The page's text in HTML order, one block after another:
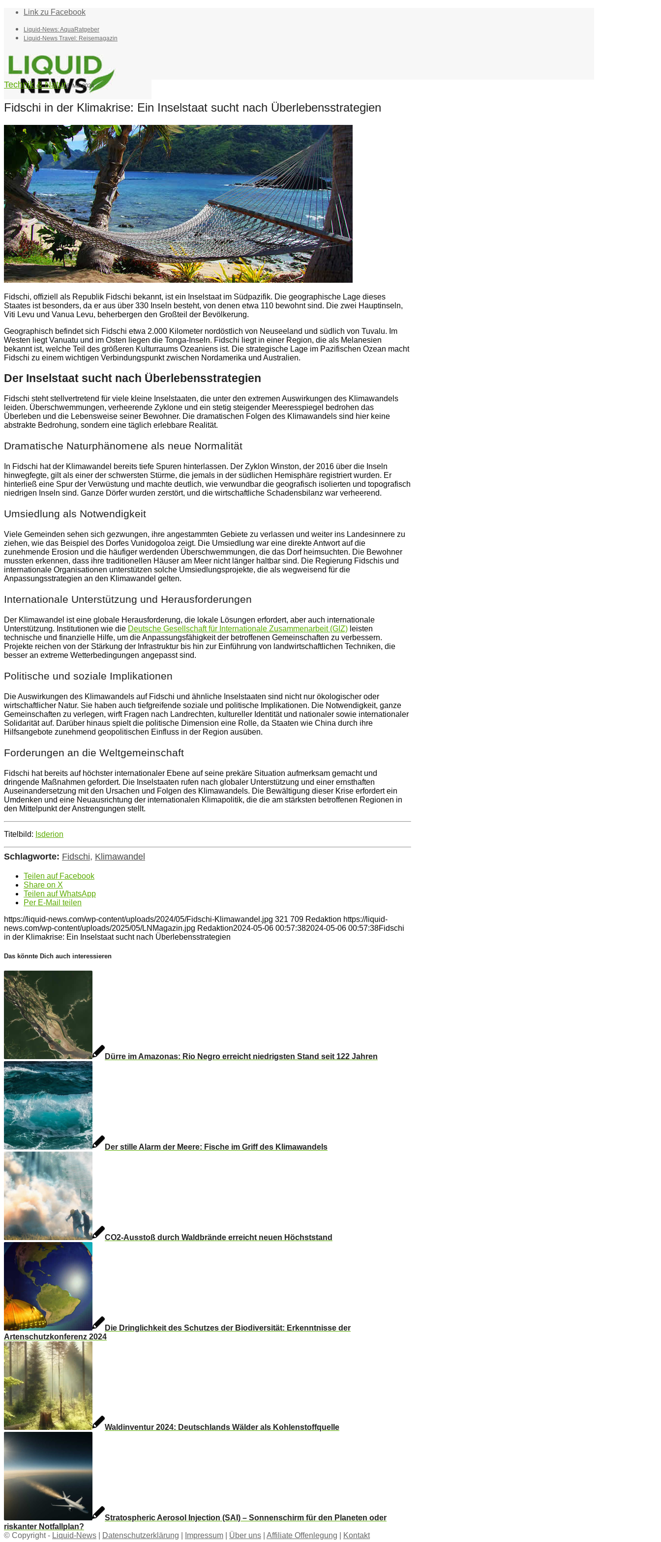
Link zu Facebook
Liquid-News: AquaRatgeber
Liquid-News Travel: Reisemagazin
Home
Suche
Menü Menü
Technik & Natur6. Mai 2024
Fidschi in der Klimakrise: Ein Inselstaat sucht nach Überlebensstrategien
Fidschi, offiziell als Republik Fidschi bekannt, ist ein Inselstaat im Südpazifik. Die geographische Lage dieses
Staates ist besonders, da er aus über 330 Inseln besteht, von denen etwa 110 bewohnt sind. Die zwei Hauptinseln,
Viti Levu und Vanua Levu, beherbergen den Großteil der Bevölkerung.
Geographisch befindet sich Fidschi etwa 2.000 Kilometer nordöstlich von Neuseeland und südlich von Tuvalu. Im
Westen liegt Vanuatu und im Osten liegen die Tonga-Inseln. Fidschi liegt in einer Region, die als Melanesien
bekannt ist, welche Teil des größeren Kulturraums Ozeaniens ist. Die strategische Lage im Pazifischen Ozean macht
Fidschi zu einem wichtigen Verbindungspunkt zwischen Nordamerika und Australien.
Der Inselstaat sucht nach Überlebensstrategien
Fidschi steht stellvertretend für viele kleine Inselstaaten, die unter den extremen Auswirkungen des Klimawandels
leiden. Überschwemmungen, verheerende Zyklone und ein stetig steigender Meeresspiegel bedrohen das
Überleben und die Lebensweise seiner Bewohner. Die dramatischen Folgen des Klimawandels sind hier keine
abstrakte Bedrohung, sondern eine täglich erlebbare Realität.
Dramatische Naturphänomene als neue Normalität
In Fidschi hat der Klimawandel bereits tiefe Spuren hinterlassen. Der Zyklon Winston, der 2016 über die Inseln
hinwegfegte, gilt als einer der schwersten Stürme, die jemals in der südlichen Hemisphäre registriert wurden. Er
hinterließ eine Spur der Verwüstung und machte deutlich, wie verwundbar die geografisch isolierten und topografisch
niedrigen Inseln sind. Ganze Dörfer wurden zerstört, und die wirtschaftliche Schadensbilanz war verheerend.
Umsiedlung als Notwendigkeit
Viele Gemeinden sehen sich gezwungen, ihre angestammten Gebiete zu verlassen und weiter ins Landesinnere zu
ziehen, wie das Beispiel des Dorfes Vunidogoloa zeigt. Die Umsiedlung war eine direkte Antwort auf die
zunehmende Erosion und die häufiger werdenden Überschwemmungen, die das Dorf heimsuchten. Die Bewohner
mussten erkennen, dass ihre traditionellen Häuser am Meer nicht länger haltbar sind. Die Regierung Fidschis und
internationale Organisationen unterstützen solche Umsiedlungsprojekte, die als wegweisend für die
Anpassungsstrategien an den Klimawandel gelten.
Internationale Unterstützung und Herausforderungen
Der Klimawandel ist eine globale Herausforderung, die lokale Lösungen erfordert, aber auch internationale
Unterstützung. Institutionen wie die Deutsche Gesellschaft für Internationale Zusammenarbeit (GIZ) leisten
technische und finanzielle Hilfe, um die Anpassungsfähigkeit der betroffenen Gemeinschaften zu verbessern.
Projekte reichen von der Stärkung der Infrastruktur bis hin zur Einführung von landwirtschaftlichen Techniken, die
besser an extreme Wetterbedingungen angepasst sind.
Politische und soziale Implikationen
Die Auswirkungen des Klimawandels auf Fidschi und ähnliche Inselstaaten sind nicht nur ökologischer oder
wirtschaftlicher Natur. Sie haben auch tiefgreifende soziale und politische Implikationen. Die Notwendigkeit, ganze
Gemeinschaften zu verlegen, wirft Fragen nach Landrechten, kultureller Identität und nationaler sowie internationaler
Solidarität auf. Darüber hinaus spielt die politische Dimension eine Rolle, da Staaten wie China durch ihre
Hilfsangebote zunehmend geopolitischen Einfluss in der Region ausüben.
Forderungen an die Weltgemeinschaft
Fidschi hat bereits auf höchster internationaler Ebene auf seine prekäre Situation aufmerksam gemacht und
dringende Maßnahmen gefordert. Die Inselstaaten rufen nach globaler Unterstützung und einer ernsthaften
Auseinandersetzung mit den Ursachen und Folgen des Klimawandels. Die Bewältigung dieser Krise erfordert ein
Umdenken und eine Neuausrichtung der internationalen Klimapolitik, die die am stärksten betroffenen Regionen in
den Mittelpunkt der Anstrengungen stellt.
Titelbild: Isderion
Schlagworte: Fidschi, Klimawandel
Teilen auf Facebook
Share on X
Teilen auf WhatsApp
Per E-Mail teilen
https://liquid-news.com/wp-content/uploads/2024/05/Fidschi-Klimawandel.jpg 321 709 Redaktion https://liquid-
news.com/wp-content/uploads/2025/05/LNMagazin.jpg Redaktion2024-05-06 00:57:382024-05-06 00:57:38Fidschi
in der Klimakrise: Ein Inselstaat sucht nach Überlebensstrategien
Das könnte Dich auch interessieren
Dürre im Amazonas: Rio Negro erreicht niedrigsten Stand seit 122 Jahren
Der stille Alarm der Meere: Fische im Griff des Klimawandels
CO2-Ausstoß durch Waldbrände erreicht neuen Höchststand
Die Dringlichkeit des Schutzes der Biodiversität: Erkenntnisse der
Artenschutzkonferenz 2024
Waldinventur 2024: Deutschlands Wälder als Kohlenstoffquelle
Stratospheric Aerosol Injection (SAI) – Sonnenschirm für den Planeten oder
riskanter Notfallplan?
© Copyright - Liquid-News Datenschutzerklärung Impressum Über uns Affiliate Offenlegung Kontakt